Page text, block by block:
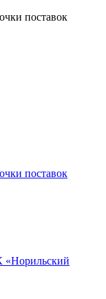
поставок
поставок